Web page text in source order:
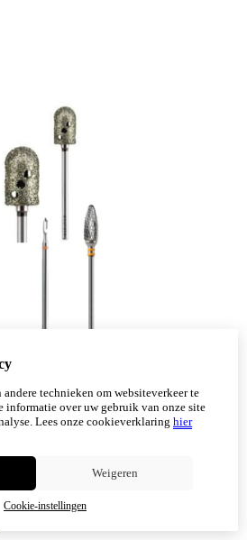
technieken om websiteverkeer te
informatie over uw gebruik van onze site
Lees onze cookieverklaring hier
Weigeren
Cookie-instellingen